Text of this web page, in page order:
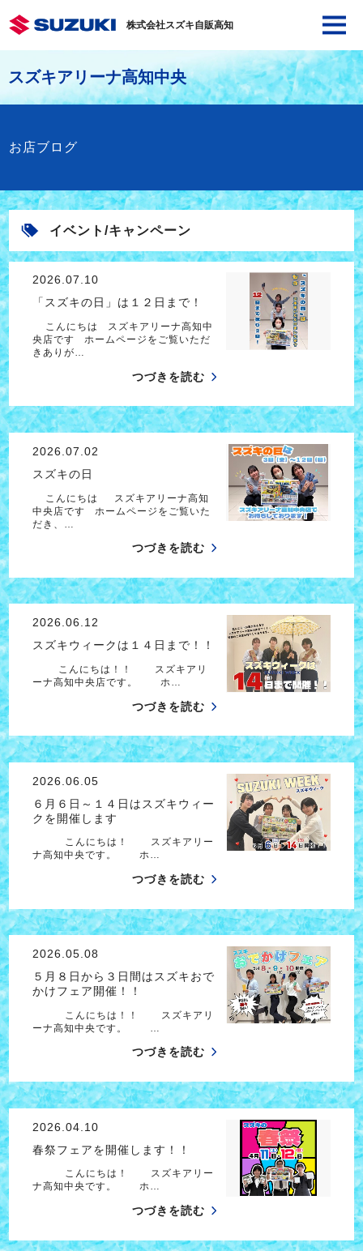
株式会社スズキ自販高知
スズキアリーナ高知中央
お店ブログ
イベント/キャンペーン
2026.07.10
「スズキの日」は１２日まで！
こんにちは スズキアリーナ高知中
央店です ホームページをご覧いただ
きありが…
つづきを読む
2026.07.02
スズキの日
こんにちは スズキアリーナ高知
中央店です ホームページをご覧いた
だき、…
つづきを読む
2026.06.12
スズキウィークは１４日まで！！
こんにちは！！ スズキアリ
ーナ高知中央店です。 ホ…
つづきを読む
2026.06.05
６月６日～１４日はスズキウィー
クを開催します
こんにちは！ スズキアリー
ナ高知中央です。 ホ…
つづきを読む
2026.05.08
５月８日から３日間はスズキおで
かけフェア開催！！
こんにちは！！ スズキアリ
ーナ高知中央です。 …
つづきを読む
2026.04.10
春祭フェアを開催します！！
こんにちは！ スズキアリー
ナ高知中央です。 ホ…
つづきを読む